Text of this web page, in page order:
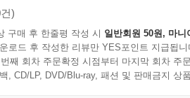
)
구매 후 한줄평 작성 시 일반회원 50원, 마니
로드 후 작성한 리뷰만 YES포인트 지급됩니
째 회차 주문확정 시점부터 마지막 회차 주
, CD/LP, DVD/Blu-ray, 패션 및 판매금지 상